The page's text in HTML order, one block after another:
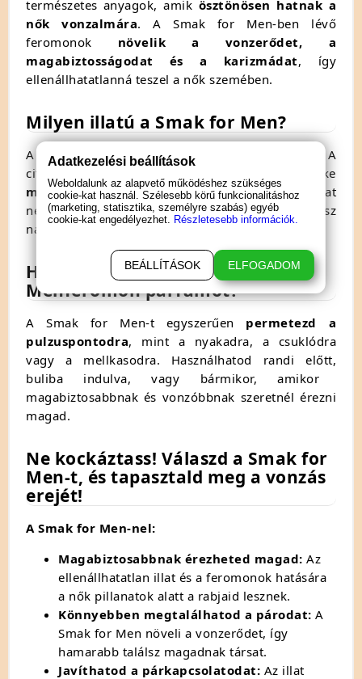
természetes anyagok, amik ösztönösen hatnak a
nők vonzalmára. A Smak for Men-ben lévő
feromonok növelik a vonzerődet, a
magabiztosságodat és a karizmádat, így
ellenállhatatlanná teszel a nők szemében.
Milyen illatú a Smak for Men?
A Smak for Men illata férfias, friss és elegáns
A
citrusos és fűszeres jegyek harmonikus keveréke
magabiztosságot és vonzerőt sugároz.Az illat
nem tolakodó,de mégis hosszan tartó,így egész
nap magabiztosan érezheted magad a bőrödben.
Hogyan használd a Smak for
Menferomon parfümöt?
A Smak for Men-t egyszerűen permetezd a
pulzuspontodra, mint a nyakadra, a csuklódra
vagy a mellkasodra. Használhatod randi előtt,
buliba indulva, vagy bármikor, amikor
magabiztosabbnak és vonzóbbnak szeretnél érezni
magad.
Ne kockáztass! Válaszd a Smak for
Men-t, és tapasztald meg a vonzás
erejét!
A Smak for Men-nel:
Magabiztosabbnak érezheted magad: Az
ellenállhatatlan illat és a feromonok hatására
a nők pillanatok alatt a rabjaid lesznek.
Könnyebben megtalálhatod a párodat: A
Smak for Men növeli a vonzerődet, így
hamarabb találsz magadnak társat.
Javíthatod a párkapcsolatodat: Az illat
Adatkezelési beállítások
Weboldalunk az alapvető működéshez szükséges
cookie-kat használ. Szélesebb körű funkcionalitáshoz
(marketing, statisztika, személyre szabás) egyéb
cookie-kat engedélyezhet. Részletesebb információk.
BEÁLLÍTÁSOK ELFOGADOM